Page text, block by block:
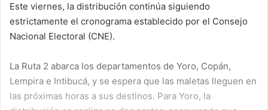
Este viernes, la distribución continúa siguiendo
estrictamente el cronograma establecido por el Consejo
Nacional Electoral (CNE).
La Ruta 2 abarca los departamentos de Yoro, Copán,
Lempira e Intibucá, y se espera que las maletas lleguen en
las próximas horas a sus destinos. Para Yoro, la